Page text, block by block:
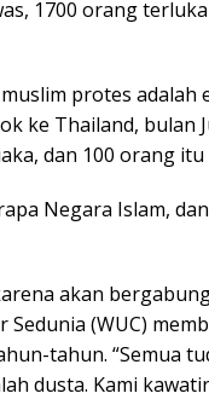
1700 orang
protes adalah
ke Thailand, bulan
dan 100 orang
Negara Islam,
akan
(WUC)
tahun. “Semua
dusta. Kami